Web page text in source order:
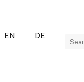
EN DE